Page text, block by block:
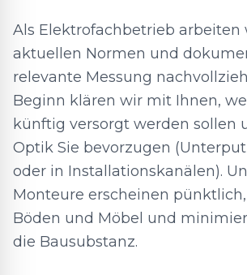
Als Elektrofachbetrieb arbeiten
aktuellen Normen und
relevante Messung
Beginn klären wir mit Ihnen,
künftig versorgt werden sollen
Optik Sie bevorzugen
oder in Installationskanälen).
Monteure erscheinen
Böden und Möbel und
die Bausubstanz.